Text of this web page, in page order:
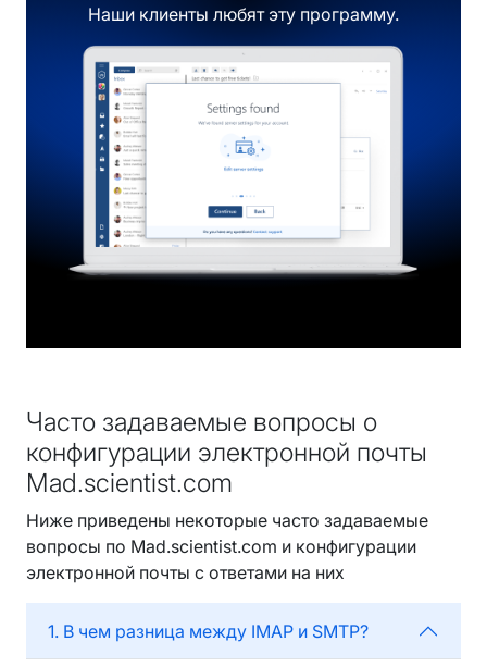
Наши клиенты любят эту программу.
Часто задаваемые вопросы о
конфигурации электронной почты
Mad.scientist.com
Ниже приведены некоторые часто задаваемые
вопросы по Mad.scientist.com и конфигурации
электронной почты с ответами на них
1. В чем разница между IMAP и SMTP?